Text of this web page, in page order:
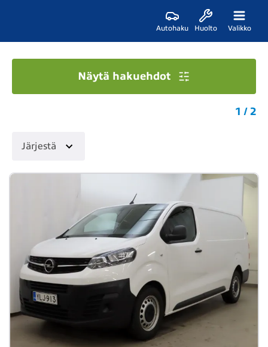
Autohaku Huolto Valikko
Näytä hakuehdot
1 / 2
Järjestä